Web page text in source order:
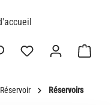
Réservoir Réservoirs